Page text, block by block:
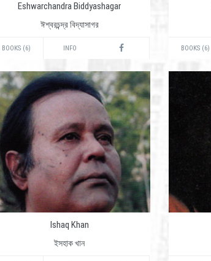
Eshwarchandra Biddyashagar
ঈশ্বরচন্দ্র বিদ্যাসাগর
BOOKS (6) INFO BOOKS (6)
Ishaq Khan
ইসহাক খান